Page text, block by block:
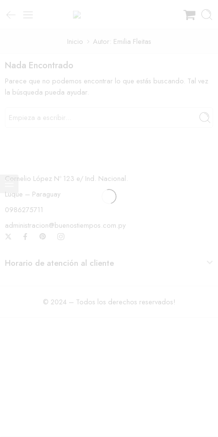
Inicio Autor: Emilia Fleitas
Nada Encontrado
Parece que no podemos encontrar lo que estás buscando. Tal vez
la búsqueda pueda ayudar.
Cornelio López Nº 123 e/ Ind. Nacional.
Luque – Paraguay
0986275711
administracion@buenostiempos.com.py
Horario de atención al cliente
© 2024 – Todos los derechos reservados!